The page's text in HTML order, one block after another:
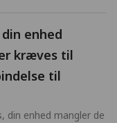
enhed
kræves til
til
din enhed mangler de